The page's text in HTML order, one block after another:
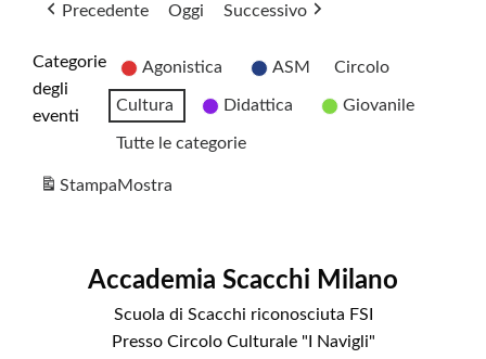
Precedente Oggi Successivo
Categorie
degli
eventi
Agonistica ASM Circolo
Cultura Didattica Giovanile
Tutte le categorie
StampaMostra
Accademia Scacchi Milano
Scuola di Scacchi riconosciuta FSI
Presso Circolo Culturale "I Navigli"